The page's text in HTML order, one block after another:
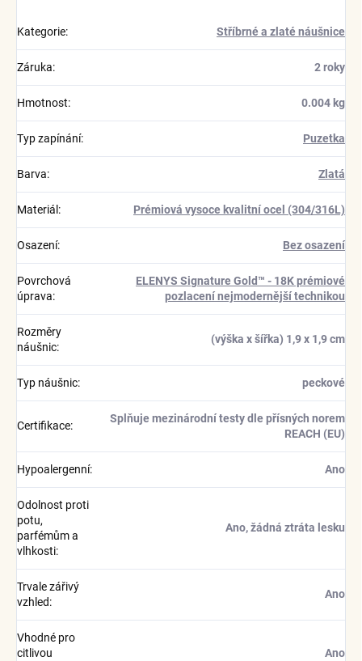
Kategorie: Stříbrné a zlaté náušnice
Záruka: 2 roky
Hmotnost: 0.004 kg
Typ zapínání: Puzetka
Barva: Zlatá
Materiál : Prémiová vysoce kvalitní ocel (304/316L)
Osazení: Bez osazení
Povrchová
úprava:
ELENYS Signature Gold™ - 18K prémiové
pozlacení nejmodernější technikou
Rozměry
náušnic:
(výška x šířka) 1,9 x 1,9 cm
Typ náušnic: peckové
Certifikace:
Splňuje mezinárodní testy dle přísných norem
REACH (EU)
Hypoalergenní: Ano
Odolnost proti
potu,
parfémům a
vlhkosti:
Ano, žádná ztráta lesku
Trvale zářivý
vzhled:
Ano
Vhodné pro
citlivou
Ano